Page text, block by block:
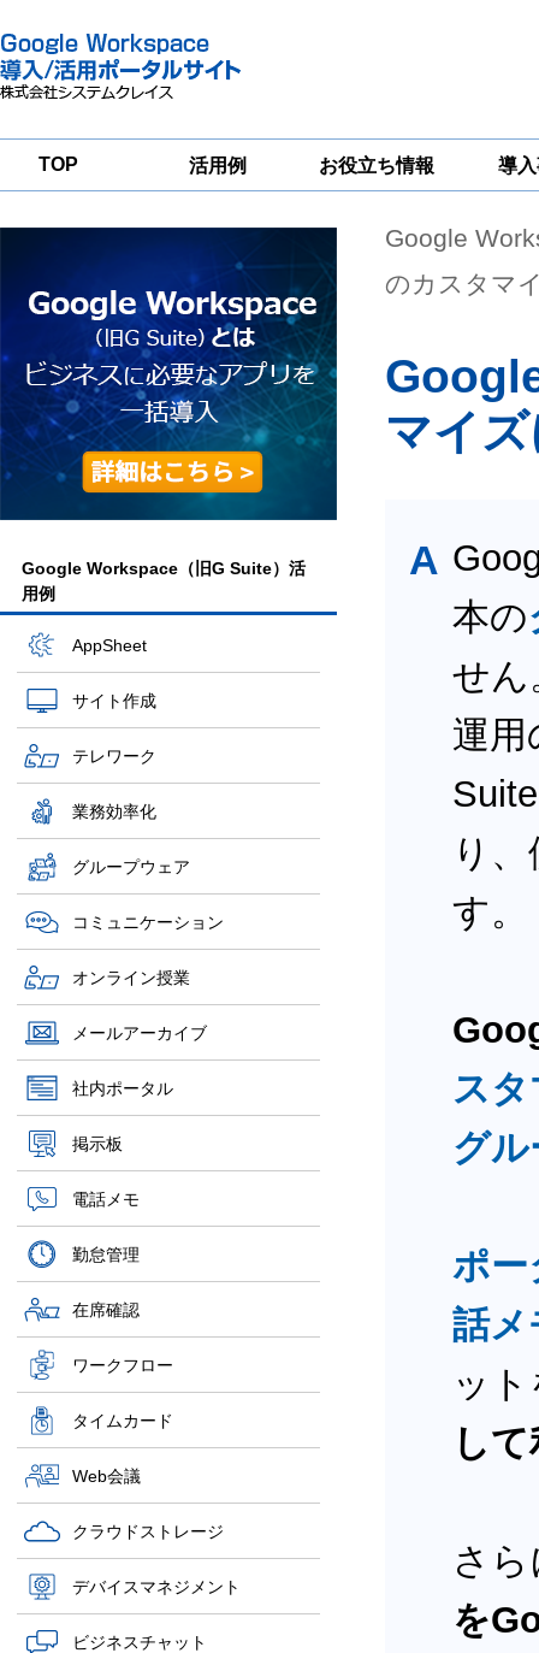
TOP 活用例 お役立ち情報
一
導
グループウェア
移行支援
Google
Workspace
セキュリティ
対策サービス
Google Workspace（旧G Suite）活
用例
AppSheet
サイト作成
テレワーク
業務効率化
グループウェア
コミュニケーション
オンライン授業
メールアーカイブ
社内ポータル
掲示板
電話メモ
勤怠管理
在席確認
ワークフロー
タイムカード
Web会議
クラウドストレージ
デバイスマネジメント
ビジネスチャット
Google
のカスタマ
マイ
A
本の
せん
運用
り
す。
ス
グ
ポー
話メ
ッ
し
さ
を